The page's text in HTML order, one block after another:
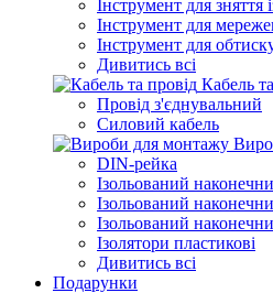
Інструмент для зняття
Інструмент для
Інструмент для
Дивитись всі
Кабель
Провід з'єднувальний
Силовий кабель
DIN-рейка
Ізольований
Ізольований
Ізольований
Ізолятори пластикові
Дивитись всі
Подарунки